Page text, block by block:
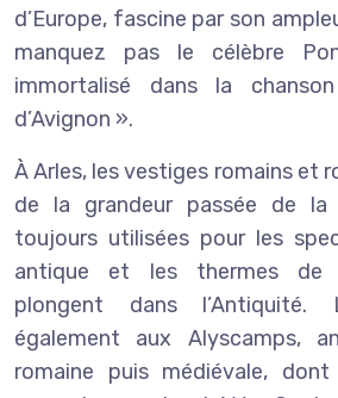
d’Europe, fascine par son
manquez pas le célèbre
immortalisé dans la
d’Avignon ».
À Arles, les vestiges romains et
de la grandeur passée de la
toujours utilisées pour les
antique et les thermes de
plongent dans l’Antiquité.
également aux Alyscamps,
romaine puis médiévale, dont